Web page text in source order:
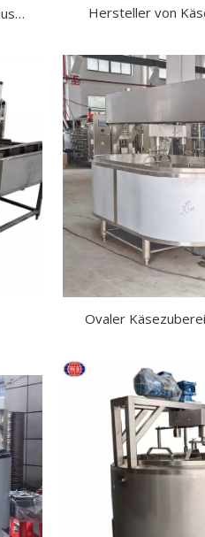
Hersteller von
Ovaler